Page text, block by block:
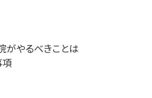
がやるべきことは
項